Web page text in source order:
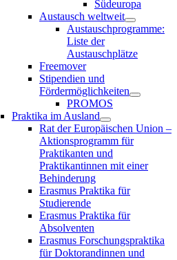
Südeuropa
Austausch weltweit
Austauschprogramme:
Liste der
Austauschplätze
Freemover
Stipendien und
Fördermöglichkeiten
PROMOS
Praktika im Ausland
Rat der Europäischen Union –
Aktionsprogramm für
Praktikanten und
Praktikantinnen mit einer
Behinderung
Erasmus Praktika für
Studierende
Erasmus Praktika für
Absolventen
Erasmus Forschungspraktika
für Doktorandinnen und